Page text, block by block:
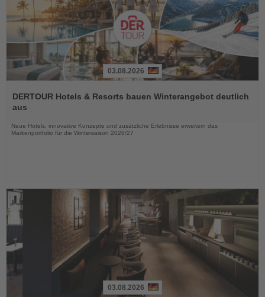
Sie
die
03.08.2026
DERTOUR Hotels & Resorts bauen Winterangebot deutlich
aus
Neue Hotels, innovative Konzepte und zusätzliche Erlebnisse erweitern das
Markenportfolio für die Wintersaison 2026/27
03.08.2026